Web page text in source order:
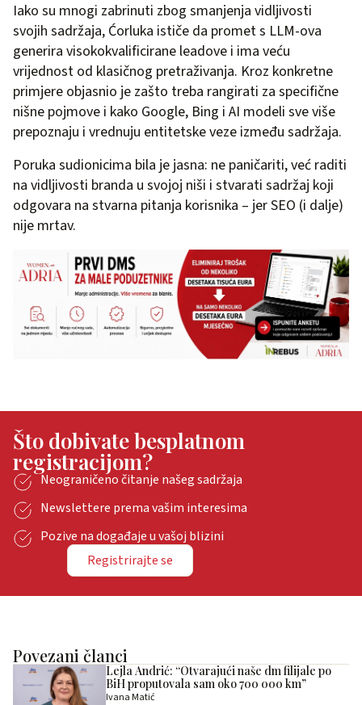
Iako su mnogi zabrinuti zbog smanjenja vidljivosti
svojih sadržaja, Ćorluka ističe da promet s LLM-ova
generira visokokvalificirane leadove i ima veću
vrijednost od klasičnog pretraživanja. Kroz konkretne
primjere objasnio je zašto treba rangirati za specifične
nišne pojmove i kako Google, Bing i AI modeli sve više
prepoznaju i vrednuju entitetske veze između sadržaja.
Poruka sudionicima bila je jasna: ne paničariti, već raditi
na vidljivosti branda u svojoj niši i stvarati sadržaj koji
odgovara na stvarna pitanja korisnika – jer SEO (i dalje)
nije mrtav.
Što dobivate besplatnom
registracijom?
Neograničeno čitanje našeg sadržaja
Newslettere prema vašim interesima
Pozive na događaje u vašoj blizini
Registrirajte se
Povezani članci
Lejla Andrić: “Otvarajući naše dm filijale po
BiH proputovala sam oko 700 000 km”
Ivana Matić